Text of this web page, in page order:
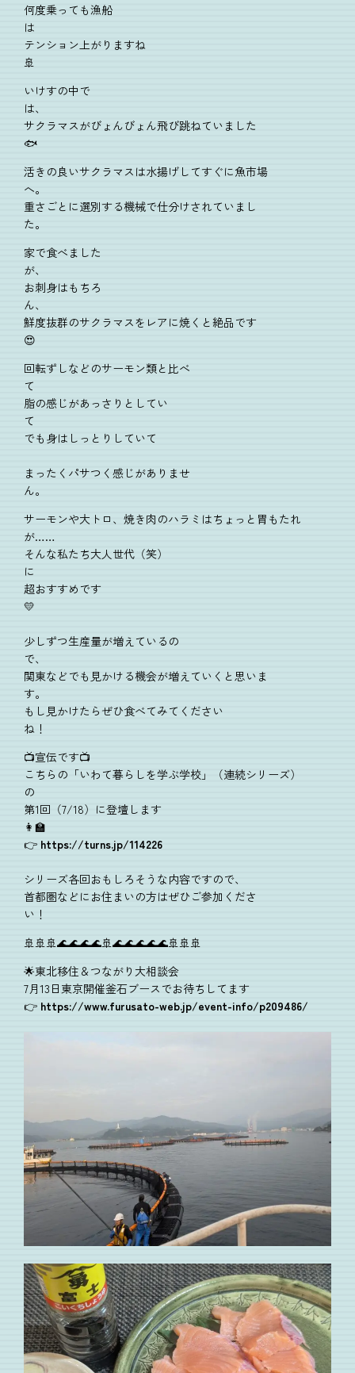
何度乗っても漁船
は
テンション上がりますね
🚢
いけすの中で
は、
サクラマスがびょんびょん飛び跳ねていました
🐟
活きの良いサクラマスは水揚げしてすぐに魚市場
へ。
重さごとに選別する機械で仕分けされていまし
た。
家で食べました
が、
お刺身はもちろ
ん、
鮮度抜群のサクラマスをレアに焼くと絶品です
😍
回転ずしなどのサーモン類と比べ
て
脂の感じがあっさりとしてい
て
でも身はしっとりしていて
まったくパサつく感じがありませ
ん。
サーモンや大トロ、焼き肉のハラミはちょっと胃もたれ
が……
そんな私たち大人世代（笑）
に
超おすすめです
少しずつ生産量が増えているの
で
関東などでも見かける機会が増えていくと思いま
す。
もし見かけたらぜひ食べてみてください
ね！
📺宣伝です📺
こちらの「いわて暮らしを学ぶ学校」（連続シリーズ）
の
第1回（7/18）に登壇します
👩‍🏫
👉 https://turns.jp/114226
シリーズ各回おもしろそうな内容ですので、
首都圏などにお住まいの方はぜひご参加くださ
い！
🚢🚢🚢🌊🌊🌊🌊🚢🌊🌊🌊🌊🌊🚢🚢🚢
🌟東北移住＆つながり大相談会
7月13日東京開催釜石ブースでお待ちしてます
👉 https://www.furusato-web.jp/event-info/p209486/